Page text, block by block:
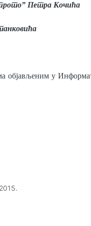
прото” Петра Кочића
објављеним у